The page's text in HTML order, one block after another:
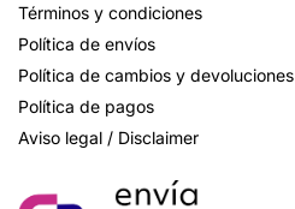
Términos y condiciones
Política de envíos
Política de cambios y devoluciones
Política de pagos
Aviso legal / Disclaimer